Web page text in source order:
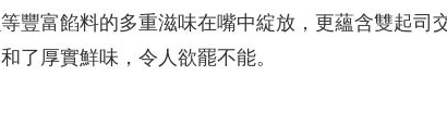
豐富餡料的多重滋味在嘴中綻放，更蘊含雙起司
了厚實鮮味，令人欲罷不能。